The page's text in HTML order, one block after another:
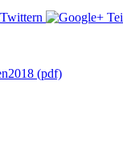
(pdf)